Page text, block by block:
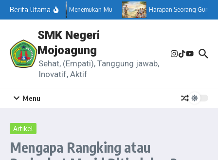
Berita Utama Menemukan-Mu Harapan Seorang Guru
SMK Negeri
Mojoagung
Sehat, (Empati), Tanggung jawab,
Inovatif, Aktif
Menu
Artikel
Mengapa Rangking atau